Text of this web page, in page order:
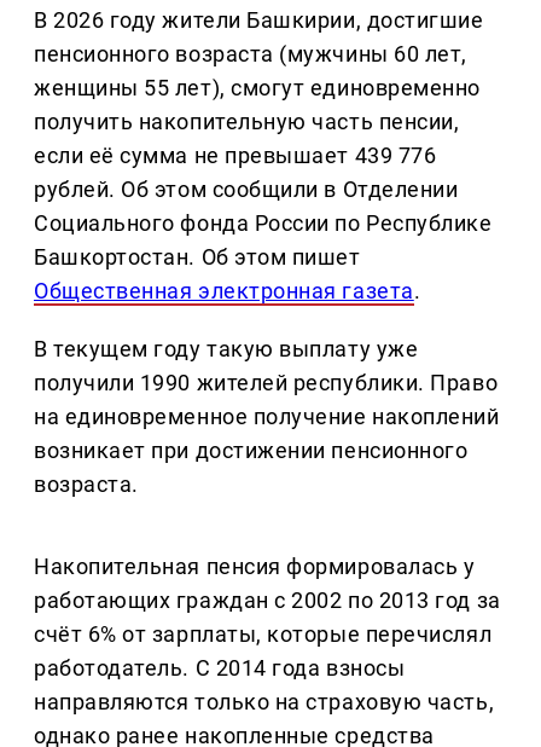
В 2026 году жители Башкирии, достигшие
пенсионного возраста (мужчины 60 лет,
женщины 55 лет), смогут единовременно
получить накопительную часть пенсии,
если её сумма не превышает 439 776
рублей. Об этом сообщили в Отделении
Социального фонда России по Республике
Башкортостан. Об этом пишет
Общественная электронная газета.
В текущем году такую выплату уже
получили 1990 жителей республики. Право
на единовременное получение накоплений
возникает при достижении пенсионного
возраста.
Накопительная пенсия формировалась у
работающих граждан с 2002 по 2013 год за
счёт 6% от зарплаты, которые перечислял
работодатель. С 2014 года взносы
направляются только на страховую часть,
однако ранее накопленные средства